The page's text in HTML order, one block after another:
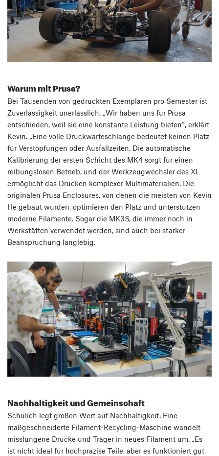
Warum mit Prusa?
Bei Tausenden von gedruckten Exemplaren pro Semester ist
Zuverlässigkeit unerlässlich. „Wir haben uns für Prusa
entschieden, weil sie eine konstante Leistung bieten“, erklärt
Kevin. „Eine volle Druckwarteschlange bedeutet keinen Platz
für Verstopfungen oder Ausfallzeiten. Die automatische
Kalibrierung der ersten Schicht des MK4 sorgt für einen
reibungslosen Betrieb, und der Werkzeugwechsler des XL
ermöglicht das Drucken komplexer Multimaterialien. Die
originalen Prusa Enclosures, von denen die meisten von Kevin
He gebaut wurden, optimieren den Platz und unterstützen
moderne Filamente. Sogar die MK3S, die immer noch in
Werkstätten verwendet werden, sind auch bei starker
Beanspruchung langlebig.
Nachhaltigkeit und Gemeinschaft
Schulich legt großen Wert auf Nachhaltigkeit. Eine
maßgeschneiderte Filament-Recycling-Maschine wandelt
misslungene Drucke und Träger in neues Filament um. „Es
ist nicht ideal für hochpräzise Teile, aber es funktioniert gut